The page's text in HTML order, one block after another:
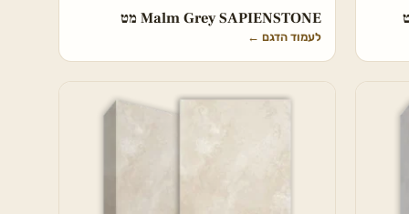
Malm Grey SAPIENSTONE מט
לעמוד הדגם ←